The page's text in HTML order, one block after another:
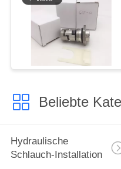
Beliebte
Hydraulische
Schlauch-Installation